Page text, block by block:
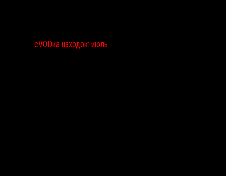
сVODка находок: июль